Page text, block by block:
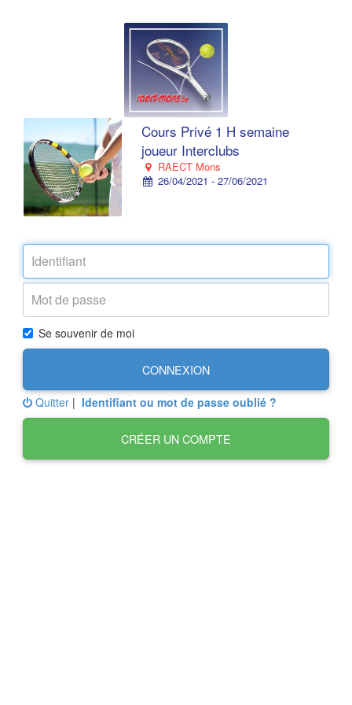
Cours Privé 1 H semaine
joueur Interclubs
RAECT Mons
26/04/2021 - 27/06/2021
Se souvenir de moi
CONNEXION
Quitter | Identifiant ou mot de passe oublié ?
CRÉER UN COMPTE